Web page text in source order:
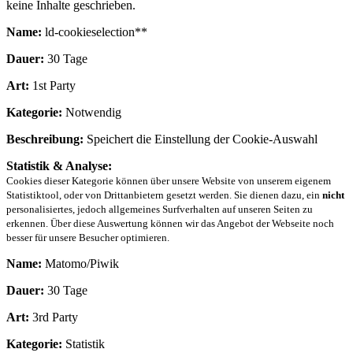
keine Inhalte geschrieben.
Name: ld-cookieselection**
Dauer: 30 Tage
Art: 1st Party
Kategorie: Notwendig
Beschreibung: Speichert die Einstellung der Cookie-Auswahl
Statistik & Analyse:
Cookies dieser Kategorie können über unsere Website von unserem eigenem
Statistiktool, oder von Drittanbietern gesetzt werden. Sie dienen dazu, ein nicht
personalisiertes, jedoch allgemeines Surfverhalten auf unseren Seiten zu
erkennen. Über diese Auswertung können wir das Angebot der Webseite noch
besser für unsere Besucher optimieren.
Name: Matomo/Piwik
Dauer: 30 Tage
Art: 3rd Party
Kategorie: Statistik